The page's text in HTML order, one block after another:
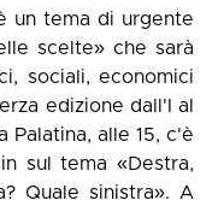
un tema di urgente
scelte» che sarà
sociali, economici
edizione dall'I al
Palatina, alle 15, c'è
sul tema «Destra,
Quale sinistra». A